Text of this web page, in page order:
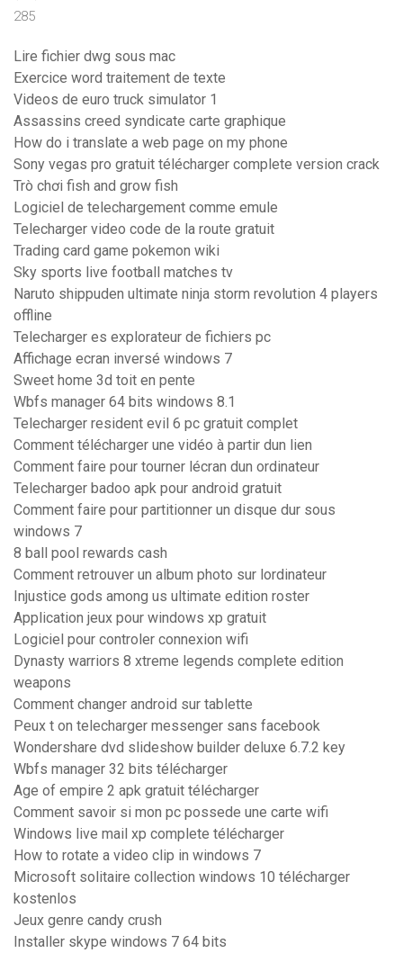
285
Lire fichier dwg sous mac
Exercice word traitement de texte
Videos de euro truck simulator 1
Assassins creed syndicate carte graphique
How do i translate a web page on my phone
Sony vegas pro gratuit télécharger complete version crack
Trò chơi fish and grow fish
Logiciel de telechargement comme emule
Telecharger video code de la route gratuit
Trading card game pokemon wiki
Sky sports live football matches tv
Naruto shippuden ultimate ninja storm revolution 4 players
offline
Telecharger es explorateur de fichiers pc
Affichage ecran inversé windows 7
Sweet home 3d toit en pente
Wbfs manager 64 bits windows 8.1
Telecharger resident evil 6 pc gratuit complet
Comment télécharger une vidéo à partir dun lien
Comment faire pour tourner lécran dun ordinateur
Telecharger badoo apk pour android gratuit
Comment faire pour partitionner un disque dur sous
windows 7
8 ball pool rewards cash
Comment retrouver un album photo sur lordinateur
Injustice gods among us ultimate edition roster
Application jeux pour windows xp gratuit
Logiciel pour controler connexion wifi
Dynasty warriors 8 xtreme legends complete edition
weapons
Comment changer android sur tablette
Peux t on telecharger messenger sans facebook
Wondershare dvd slideshow builder deluxe 6.7.2 key
Wbfs manager 32 bits télécharger
Age of empire 2 apk gratuit télécharger
Comment savoir si mon pc possede une carte wifi
Windows live mail xp complete télécharger
How to rotate a video clip in windows 7
Microsoft solitaire collection windows 10 télécharger
kostenlos
Jeux genre candy crush
Installer skype windows 7 64 bits